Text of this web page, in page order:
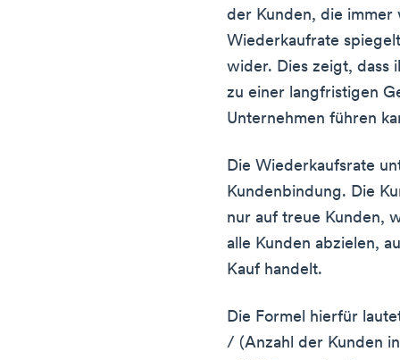
der Kunden, die immer
Wiederkaufrate
wider. Dies zeigt, dass
zu einer langfristigen
Unternehmen führen
Die Wiederkaufsrate
Kundenbindung. Die
nur auf treue Kunden,
alle Kunden abzielen,
Kauf handelt.
Die Formel hierfür
/ (Anzahl der Kunden